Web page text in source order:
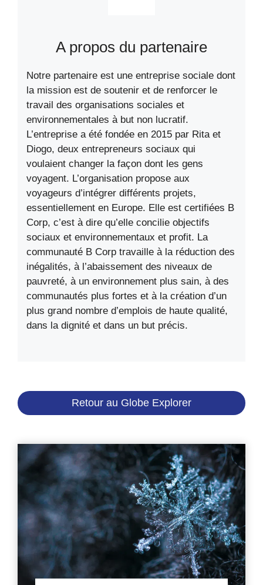
A propos du partenaire
Notre partenaire est une entreprise sociale dont
la mission est de soutenir et de renforcer le
travail des organisations sociales et
environnementales à but non lucratif.
L’entreprise a été fondée en 2015 par Rita et
Diogo, deux entrepreneurs sociaux qui
voulaient changer la façon dont les gens
voyagent. L’organisation propose aux
voyageurs d’intégrer différents projets,
essentiellement en Europe. Elle est certifiées B
Corp, c’est à dire qu’elle concilie objectifs
sociaux et environnementaux et profit. La
communauté B Corp travaille à la réduction des
inégalités, à l’abaissement des niveaux de
pauvreté, à un environnement plus sain, à des
communautés plus fortes et à la création d’un
plus grand nombre d’emplois de haute qualité,
dans la dignité et dans un but précis.
Retour au Globe Explorer